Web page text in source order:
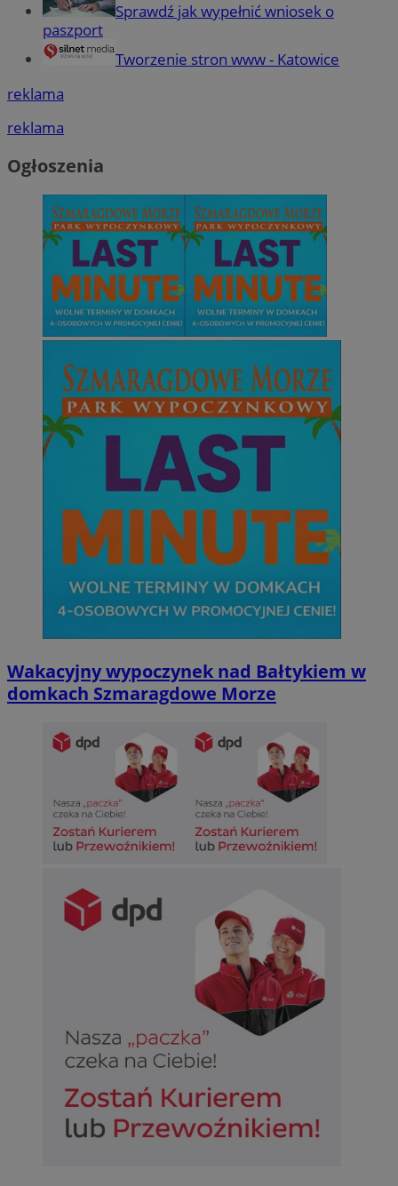
Sprawdź jak wypełnić wniosek o
paszport
Tworzenie stron www - Katowice
reklama
reklama
Ogłoszenia
Wakacyjny wypoczynek nad Bałtykiem w
domkach Szmaragdowe Morze